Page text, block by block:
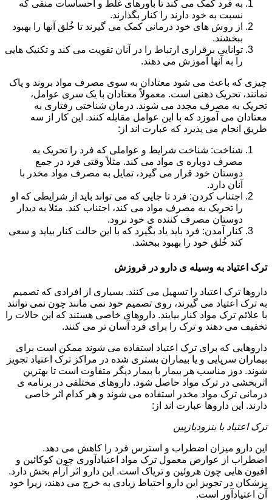
به فرد کمک می کند تا باورهای غلط و احساسات منفی که
نسبت به خود دارند را کنار بگذارند.
از روش های خود درمانی کمک می گیرند تا خُلق آنها را بهبود
ببخشند.
توانایی برقراری ارتباط را در آنان تقویت می کند و تکنیک هایی
را به آنها آموزش می دهند.
چیزی که باعث می شود معتادان به سوی مصرف مواد بروند و پاک
نمانند، تحریک ذهنی است. معمولاً معتادان با یک سری عوامل،
تحریک به مصرف مجدد می شوند. درمان شناختی رفتاری به
معتادان می آموزد که با این عوامل مقابله کنند. این کار از سه
طریق انجام می پذیرد که عبارت اند از:
شناخت: شناخت شرایط و عواملی که فرد را تحریک به
مصرف دوباره ی مواد می کند. مثلاً وقتی فرد در جمع
دوستان خود قرار می گیرد، تمایل به مصرف مواد مخدر با
آنان دارد.
اجتناب کردن: فرد تا جایی که می تواند باید از شرایطی که او
را تحریک به مصرف مواد می کند، اجتناب کند. مثلا به دیدار
دوستان مصرف کننده ی خود نرود.
کنار آمدن: فرد باید یاد بگیرد که با این حالت کنار بیاید و سعی
کند خُلق خود را بهبود ببخشد.
ترک اعتیاد به وسیله ی دارو در فروزش
داروها ترک اعتیاد را تسهیل می کنند. بسیاری از افرادی که تصمیم
به ترک اعتیاد می گیرند، روی تصمیم خود نمی مانند چون نمی توانند
با علائم ترک مواد کنار بیایند. داروهای خاصی هستند که این حالات را
تخفیف می دهند و ترک را برای فرد آسان تر می کنند.
داروهایی که برای ترک اعتیاد استفاده می شوند ممکن است برای
بیماران سرپایی و یا بیماران بستری شده در مراکز ترک اعتیاد تجویز
شوند. دوز مناسب هر بیمار با بیمار دیگر متفاوت است تا بهترین
اثربخشی در ترک مواد حاصل شود. داروهای مختلفی در برنامه ی
درمانی ترک مواد مخدر استفاده می شوند و هر کدام اثر خاصی
دارند. این داروها عبارت اند از:
ترک اعتیاد با بنزودیازپین
این دارو میزان اضطراب و استرس فرد را کاهش می دهد.
اضطراب از عوارض معمول ترک مواد اعتیادآوری چون کوکائین و
افیون هایی چون هروئین و تریاک است. این دارو اثر آرام بخش دارد.
پزشکان در تجویز این دارو احتیاط زیادی به خرج می دهند، زیرا خود
آن اعتیادآور است.